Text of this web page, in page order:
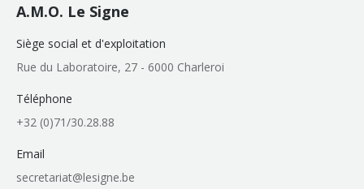
A.M.O. Le Signe
Siège social et d'exploitation
Rue du Laboratoire, 27 - 6000 Charleroi
Téléphone
+32 (0)71/30.28.88
Email
secretariat@lesigne.be